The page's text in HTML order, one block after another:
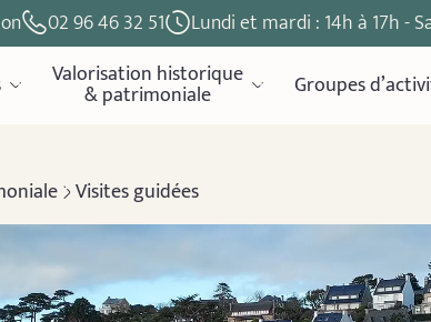
02 96 46 32 51 Lundi et mardi : 14h à 17h -
Valorisation historique
& patrimoniale Groupes
Visites guidées